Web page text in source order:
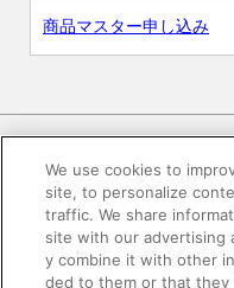
商品マスター申し込み
電子公告
プライ
We use cookies to
site, to personalize
traffic. We share
site with our advertising
y combine it with other
ded to them or that they